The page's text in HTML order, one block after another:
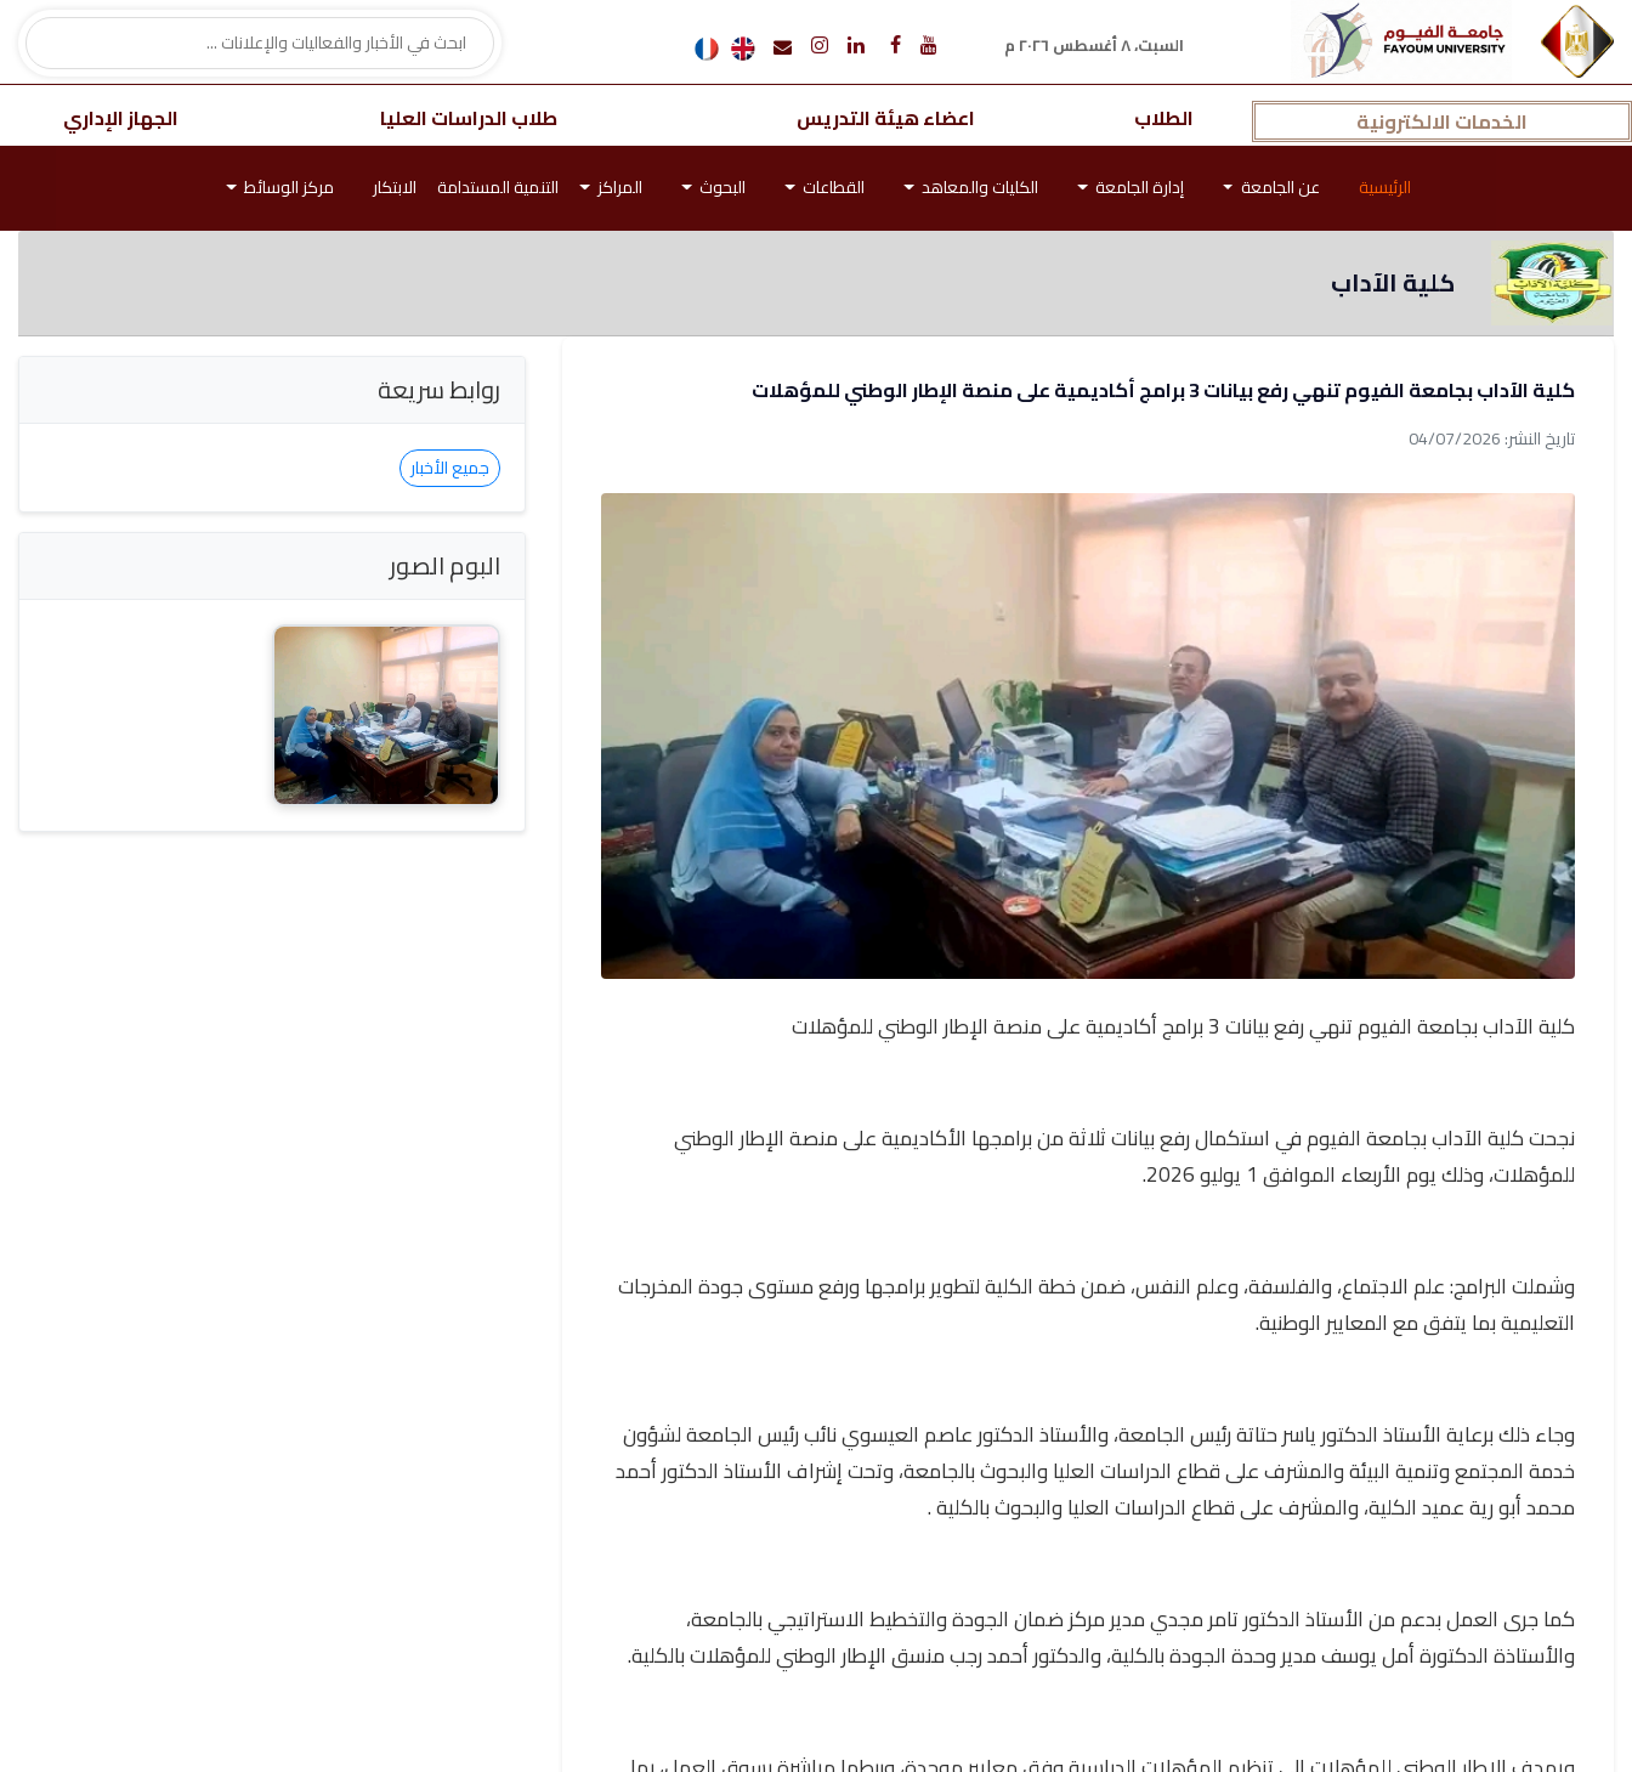
السبت، ٨ أغسطس ٢٠٢٦ م
الخدمات الالكترونية الطلاب اعضاء هيئة التدريس طلاب الدراسات العليا الجهاز الإداري
الرئيسية عن الجامعة إدارة الجامعة الكليات والمعاهد القطاعات البحوث المراكز التنمية المستدامة الابتكار مركز الوسائط
كلية الآداب
كلية الآداب بجامعة الفيوم تنهي رفع بيانات 3 برامج أكاديمية على منصة الإطار الوطني للمؤهلات
تاريخ النشر: 04/07/2026
كلية الآداب بجامعة الفيوم تنهي رفع بيانات 3 برامج أكاديمية على منصة الإطار الوطني للمؤهلات
نجحت كلية الآداب بجامعة الفيوم في استكمال رفع بيانات ثلاثة من برامجها الأكاديمية على منصة الإطار الوطني
للمؤهلات، وذلك يوم الأربعاء الموافق 1 يوليو 2026.
وشملت البرامج: علم الاجتماع، والفلسفة، وعلم النفس، ضمن خطة الكلية لتطوير برامجها ورفع مستوى جودة المخرجات
التعليمية بما يتفق مع المعايير الوطنية.
وجاء ذلك برعاية الأستاذ الدكتور ياسر حتاتة رئيس الجامعة، والأستاذ الدكتور عاصم العيسوي نائب رئيس الجامعة لشؤون
خدمة المجتمع وتنمية البيئة والمشرف على قطاع الدراسات العليا والبحوث بالجامعة، وتحت إشراف الأستاذ الدكتور أحمد
محمد أبو رية عميد الكلية، والمشرف على قطاع الدراسات العليا والبحوث بالكلية .
كما جرى العمل بدعم من الأستاذ الدكتور تامر مجدي مدير مركز ضمان الجودة والتخطيط الاستراتيجي بالجامعة،
والأستاذة الدكتورة أمل يوسف مدير وحدة الجودة بالكلية، والدكتور أحمد رجب منسق الإطار الوطني للمؤهلات بالكلية.
روابط سريعة
جميع الأخبار
البوم الصور